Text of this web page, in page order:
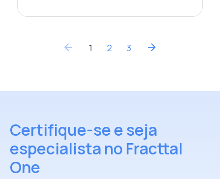
arrow_back 1 2 3 arrow_forward
Certifique-se e seja
especialista no Fracttal
One